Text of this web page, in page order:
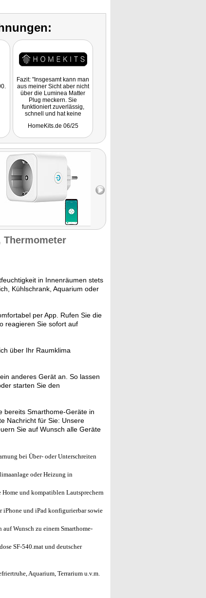
Fazit: "Insgesamt kann man
aus meiner Sicht aber nicht
über die Luminea Matter
Plug meckern. Sie
funktioniert zuverlässig,
schnell und hat keine
einem Preis von nur 12,99
außerdem nicht teuer. Von
daher kann sie für viele
Einsatzzwecke vollkommen
ausreichend sein."
Getestet wurde ZX-5599.
HomeKits.de 06/25
Thermometer
in Innenräumen stets
Kühlschrank, Aquarium oder
per App. Rufen Sie die
reagieren Sie sofort auf
über Ihr Raumklima
anderes Gerät an. So lassen
starten Sie den
bereits Smarthome-Geräte in
Nachricht für Sie: Unsere
Sie auf Wunsch alle Geräte
bei Über- oder Unterschreiten
oder Heizung in
Home und kompatiblen Lautsprechern
iPhone und iPad konfigurierbar sowie
Wunsch zu einem Smarthome-
SF-540.mat und deutscher
Aquarium, Terrarium u.v.m.